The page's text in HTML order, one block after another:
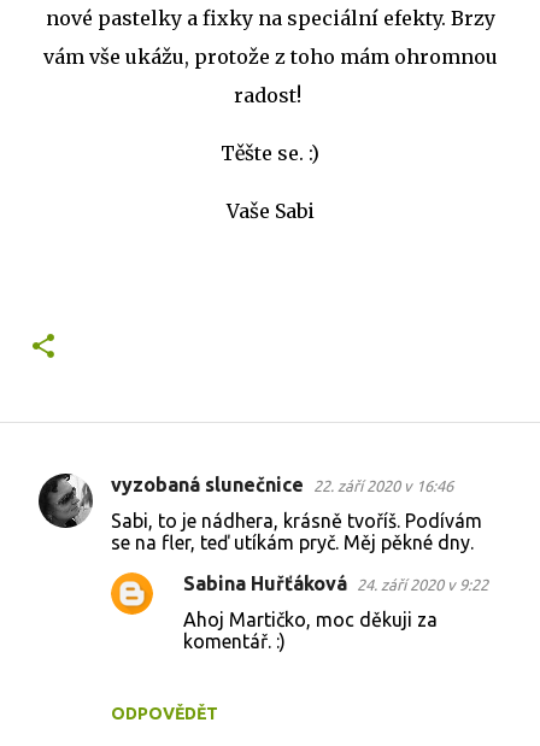
nové pastelky a fixky na speciální efekty. Brzy
vám vše ukážu, protože z toho mám ohromnou
radost!
Těšte se. :)
Vaše Sabi
K
vyzobaná slunečnice 22. září 2020 v 16:46
Sabi, to je nádhera, krásně tvoříš. Podívám
se na fler, teď utíkám pryč. Měj pěkné dny.
ODPOVĚDĚT
Sabina Huřťáková 24. září 2020 v 9:22
Ahoj Martičko, moc děkuji za
komentář. :)